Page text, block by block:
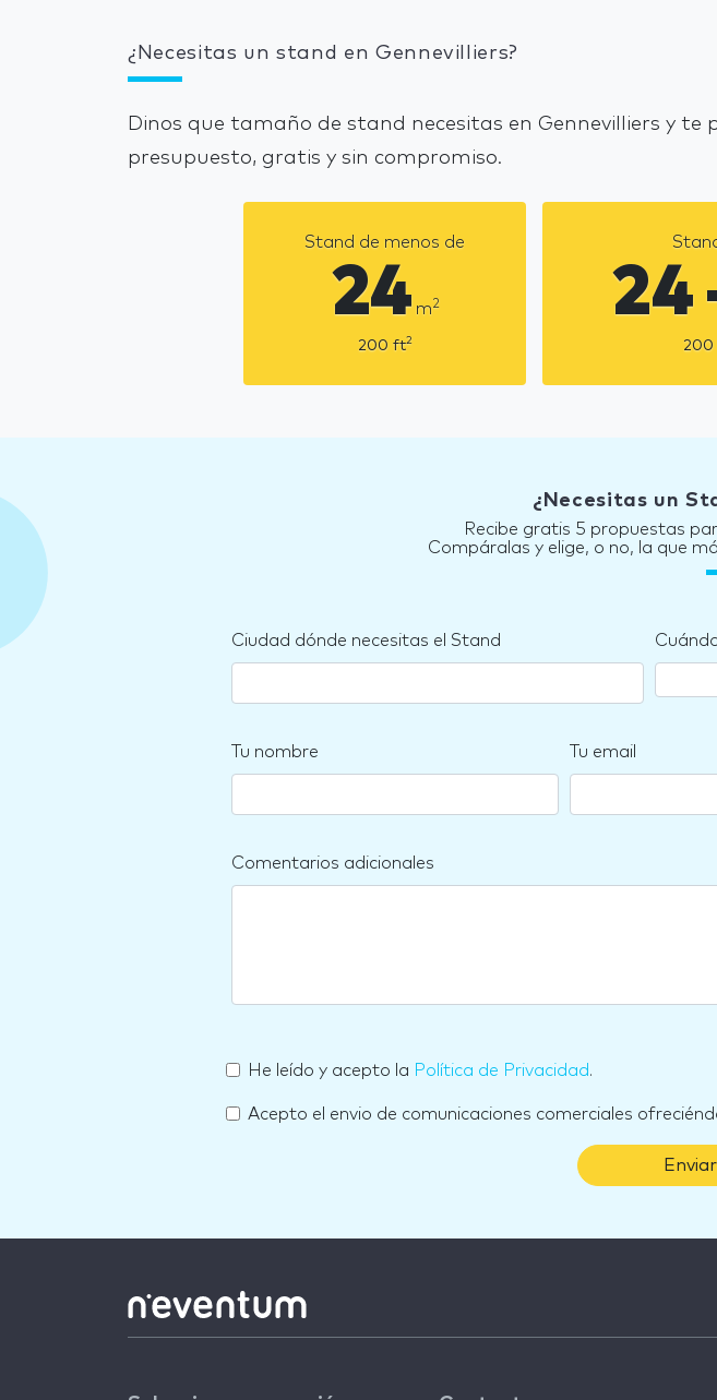
¿Necesitas un stand en Gennevilliers?
Dinos que tamaño de stand necesitas en Gennevilliers y
presupuesto, gratis y sin compromiso.
Stand de menos de
24 m2
200 ft2
24
200
¿Necesitas un
Recibe gratis 5 propuestas
Compáralas y elige, o no, la que
Ciudad dónde necesitas el Stand
Tu nombre Tu email
Comentarios adicionales
He leído y acepto la Política de Privacidad.
Acepto el envio de comunicaciones comerciales